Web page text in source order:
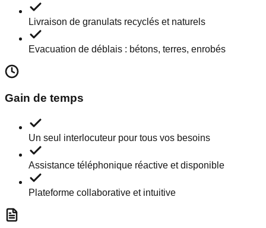
Livraison de granulats recyclés et naturels
Evacuation de déblais : bétons, terres, enrobés
Gain de temps
Un seul interlocuteur pour tous vos besoins
Assistance téléphonique réactive et disponible
Plateforme collaborative et intuitive